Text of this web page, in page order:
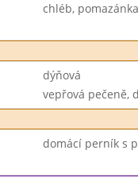
chléb,
dýňová
vepřová pečeně,
domácí perník s